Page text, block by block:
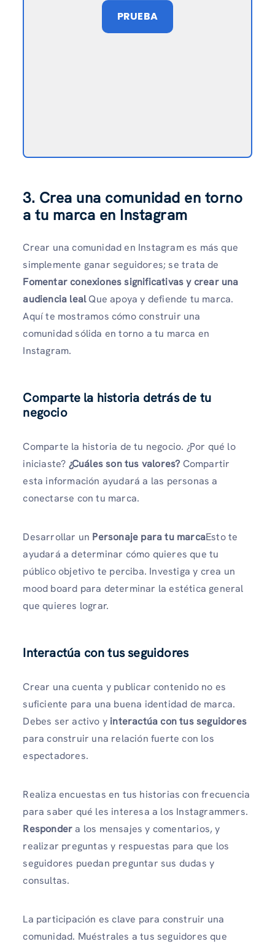
PRUEBA
3. Crea una comunidad en torno
a tu marca en Instagram
Crear una comunidad en Instagram es más que
simplemente ganar seguidores; se trata de
Fomentar conexiones significativas y crear una
audiencia lealQue apoya y defiende tu marca.
Aquí te mostramos cómo construir una
comunidad sólida en torno a tu marca en
Instagram.
Comparte la historia detrás de tu
negocio
Comparte la historia de tu negocio. ¿Por qué lo
iniciaste? ¿Cuáles son tus valores? Compartir
esta información ayudará a las personas a
conectarse con tu marca.
Desarrollar un Personaje para tu marcaEsto te
ayudará a determinar cómo quieres que tu
público objetivo te perciba. Investiga y crea un
mood board para determinar la estética general
que quieres lograr.
Interactúa con tus seguidores
Crear una cuenta y publicar contenido no es
suficiente para una buena identidad de marca.
Debes ser activo y interactúa con tus seguidores
para construir una relación fuerte con los
espectadores.
Realiza encuestas en tus historias con frecuencia
para saber qué les interesa a los Instagrammers.
Respondera los mensajes y comentarios, y
realizar preguntas y respuestas para que los
seguidores puedan preguntar sus dudas y
consultas.
La participación es clave para construir una
comunidad. Muéstrales a tus seguidores que